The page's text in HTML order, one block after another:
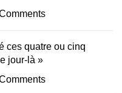
ces quatre ou cinq
jour-là »